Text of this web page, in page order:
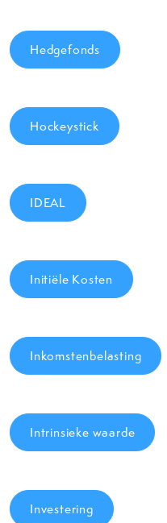
Hedgefonds
Hockeystick
IDEAL
Initiële Kosten
Inkomstenbelasting
Intrinsieke waarde
Investering